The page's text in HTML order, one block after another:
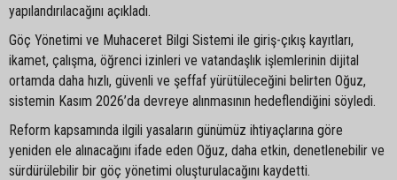
yapılandırılacağını açıkladı.
Göç Yönetimi ve Muhaceret Bilgi Sistemi ile giriş-çıkış kayıtları,
ikamet, çalışma, öğrenci izinleri ve vatandaşlık işlemlerinin dijital
ortamda daha hızlı, güvenli ve şeffaf yürütüleceğini belirten Oğuz,
sistemin Kasım 2026’da devreye alınmasının hedeflendiğini söyledi.
Reform kapsamında ilgili yasaların günümüz ihtiyaçlarına göre
yeniden ele alınacağını ifade eden Oğuz, daha etkin, denetlenebilir ve
sürdürülebilir bir göç yönetimi oluşturulacağını kaydetti.